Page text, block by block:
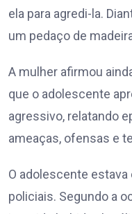
ela para agredi-la.
um pedaço de
A mulher afirmou
que o adolescente
agressivo, relatando
ameaças, ofensas e
O adolescente
policiais. Segundo a